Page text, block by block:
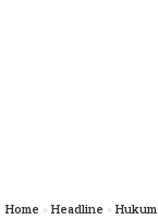
Home » Headline » Hukum